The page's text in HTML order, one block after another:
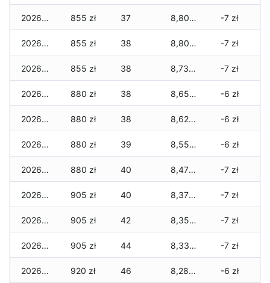
2026-07-17 855 zł 37 8,800 zł -7 zł
2026-07-16 855 zł 38 8,800 zł -7 zł
2026-07-15 855 zł 38 8,735 zł -7 zł
2026-07-14 880 zł 38 8,650 zł -6 zł
2026-07-13 880 zł 38 8,625 zł -6 zł
2026-07-12 880 zł 39 8,550 zł -6 zł
2026-07-11 880 zł 40 8,475 zł -7 zł
2026-07-10 905 zł 40 8,370 zł -7 zł
2026-07-09 905 zł 42 8,350 zł -7 zł
2026-07-08 905 zł 44 8,330 zł -7 zł
2026-07-07 920 zł 46 8,280 zł -6 zł